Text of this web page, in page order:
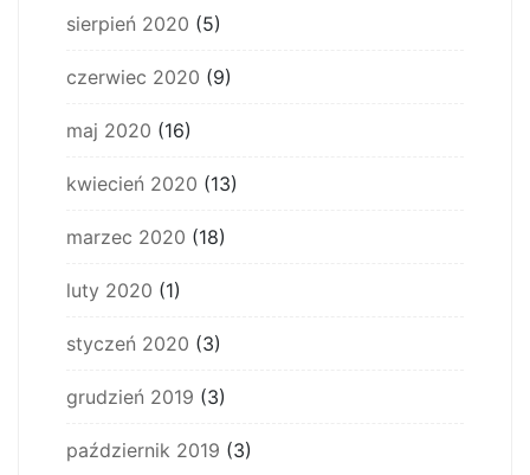
sierpień 2020 (5)
czerwiec 2020 (9)
maj 2020 (16)
kwiecień 2020 (13)
marzec 2020 (18)
luty 2020 (1)
styczeń 2020 (3)
grudzień 2019 (3)
październik 2019 (3)